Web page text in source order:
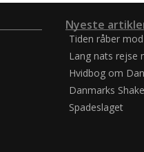
Nyeste
Tiden råber
Lang nats rejse
Hvidbog om
Danmarks
Spadeslaget